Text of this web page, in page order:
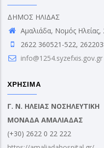
ΔΗΜΟΣ ΗΛΙΔΑΣ
Αμαλιάδα, Νομός
2622 360521-522,
info@1254.syzefxis.gov.gr
ΧΡΗΣΙΜΑ
Γ. Ν. ΗΛΕΙΑΣ ΝΟΣΗΛΕΥΤΙΚΗ
ΜΟΝΑΔΑ ΑΜΑΛΙΑΔΑΣ
(+30) 2622 0 22 222